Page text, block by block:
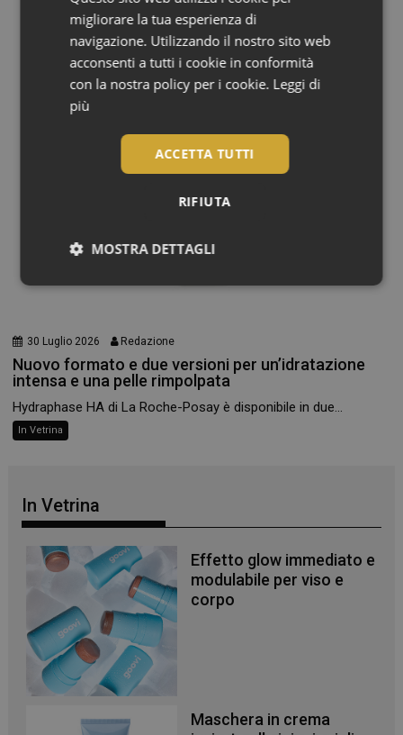
30 Luglio 2026 Redazione
Nuovo formato e due versioni per un’idratazione
intensa e una pelle rimpolpata
Hydraphase HA di La Roche-Posay è disponibile in due...
In Vetrina
In Vetrina
Effetto glow immediato e
modulabile per viso e
corpo
Maschera in crema
migliorare la tua esperienza di
navigazione. Utilizzando il nostro sito web
acconsenti a tutti i cookie in conformità
con la nostra policy per i cookie. Leggi di
più
ACCETTA TUTTI
RIFIUTA
MOSTRA DETTAGLI
Necessari
Necessari
funzionare correttamente senza questi cookie.
NOME
FORNITORE/DOMINIO
SCADENZA
PHPSESSID
PHP.net
.www.panoramacosmetico.it
Sessione